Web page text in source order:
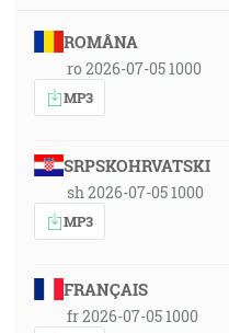
ROMÂNA
ro 2026-07-05 1000
MP3
SRPSKOHRVATSKI
sh 2026-07-05 1000
MP3
FRANÇAIS
fr 2026-07-05 1000